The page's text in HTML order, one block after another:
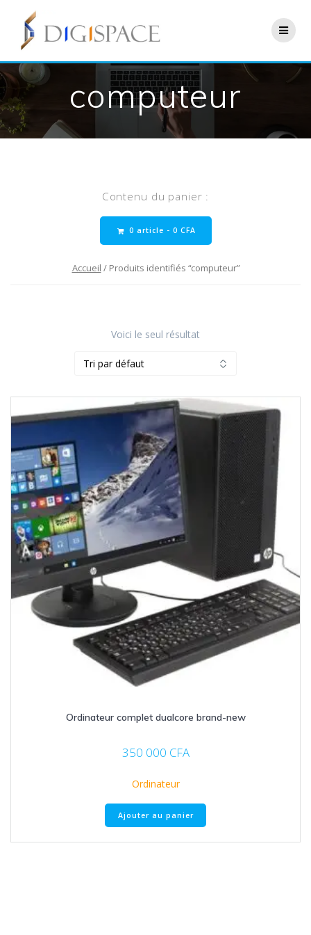
content
computeur
Contenu du panier :
0 article - 0 CFA
Accueil / Produits identifiés “computeur”
Voici le seul résultat
Ordinateur complet dualcore brand-new
350 000 CFA
Ordinateur
Ajouter au panier